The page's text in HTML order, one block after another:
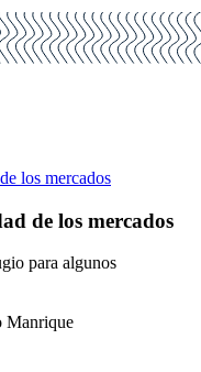
los mercados
de los mercados
para algunos
Manrique